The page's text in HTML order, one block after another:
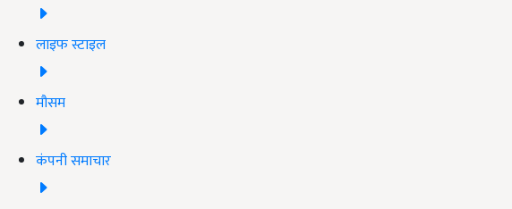
लाइफ स्टाइल
मौसम
कंपनी समाचार